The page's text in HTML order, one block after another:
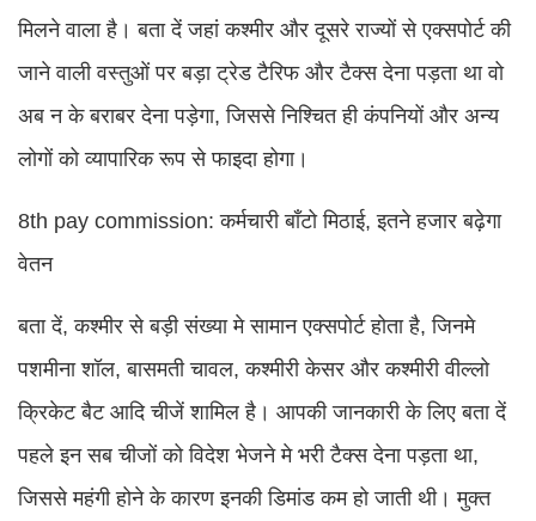
मिलने वाला है। बता दें जहां कश्मीर और दूसरे राज्यों से एक्सपोर्ट की
जाने वाली वस्तुओं पर बड़ा ट्रेड टैरिफ और टैक्स देना पड़ता था वो
अब न के बराबर देना पड़ेगा, जिससे निश्चित ही कंपनियों और अन्य
लोगों को व्यापारिक रूप से फाइदा होगा।
8th pay commission: कर्मचारी बाँटो मिठाई, इतने हजार बढ़ेगा
वेतन
बता दें, कश्मीर से बड़ी संख्या मे सामान एक्सपोर्ट होता है, जिनमे
पशमीना शॉल, बासमती चावल, कश्मीरी केसर और कश्मीरी वील्लो
क्रिकेट बैट आदि चीजें शामिल है। आपकी जानकारी के लिए बता दें
पहले इन सब चीजों को विदेश भेजने मे भरी टैक्स देना पड़ता था,
जिससे महंगी होने के कारण इनकी डिमांड कम हो जाती थी। मुक्त